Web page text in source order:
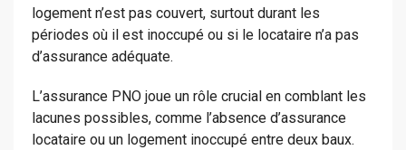
logement n’est pas couvert, surtout durant les
périodes où il est inoccupé ou si le locataire n’a pas
d’assurance adéquate.
L’assurance PNO joue un rôle crucial en comblant les
lacunes possibles, comme l’absence d’assurance
locataire ou un logement inoccupé entre deux baux.